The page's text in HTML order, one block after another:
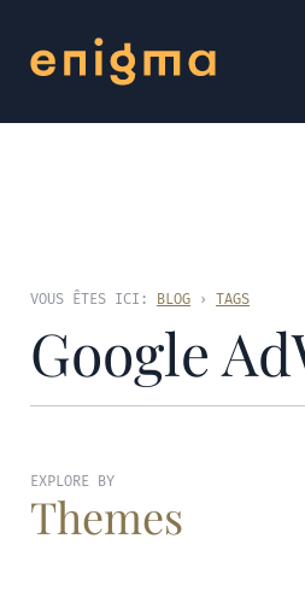
VOUS ÊTES ICI: BLOG › TAGS
Google
EXPLORE BY
Themes